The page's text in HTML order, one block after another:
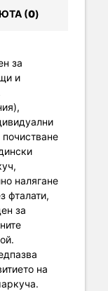
(0)
за
и
налягане
фталати,
за
на